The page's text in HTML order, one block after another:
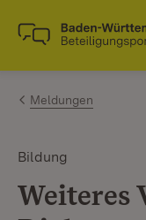
Zum Inhalt
Link zur Startseite
Meldungen
Bildung
Weiteres